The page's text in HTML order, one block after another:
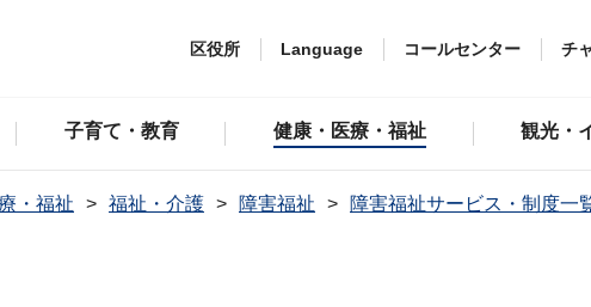
区役所 Language コールセンター チ
子育て・教育 健康・医療・福祉 観光・
・福祉 福祉・介護 障害福祉 障害福祉サービス・制度一